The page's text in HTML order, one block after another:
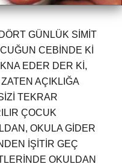
GÜNLÜK SİMİT
CEBİNDE Kİ
EDER DER Kİ,
AÇIKLIĞA
TEKRAR
ÇOCUK
OKULA GİDER
İŞİTİR GEÇ
OKULDAN